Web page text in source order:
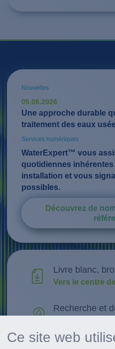
Ce site web
Nouvelles
05.08.2026
Une approche durable
traitement des eaux
Services numériques
WaterExpert™ vous
quotidiennes inhérentes
installation et vous
possibles.
Découvrez de
Livre blanc,
Vers le centre
Recherche et